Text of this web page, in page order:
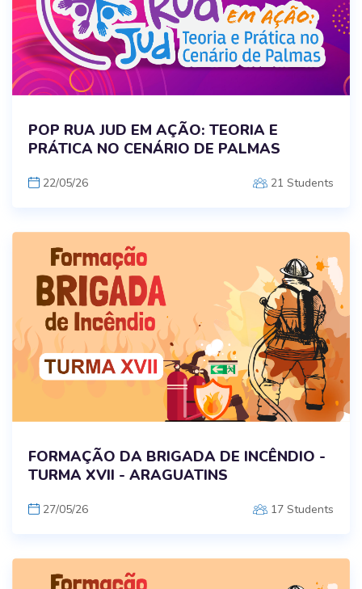
POP RUA JUD EM AÇÃO: TEORIA E
PRÁTICA NO CENÁRIO DE PALMAS
22/05/26 21 Students
FORMAÇÃO DA BRIGADA DE INCÊNDIO -
TURMA XVII - ARAGUATINS
27/05/26 17 Students